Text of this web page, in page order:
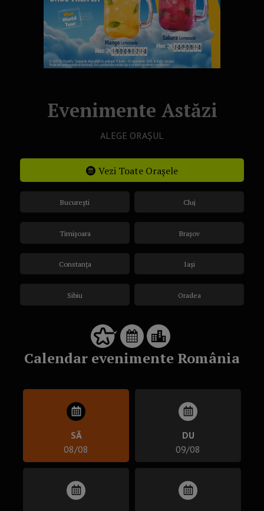
Evenimente Astăzi
ALEGE ORAȘUL
Vezi Toate Orașele
București
Timișoara
Constanța
Sibiu
Cluj
Brașov
Iași
Oradea
Calendar evenimente România
SÂ
08/08
DU
09/08